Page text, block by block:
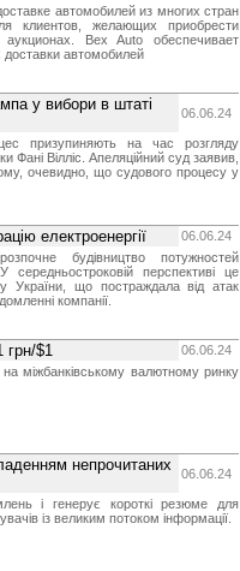
автомобилей из многих стран
клиентов, желающих приобрести
Bex Auto обеспечивает
автомобилей
у вибори в штаті
06.06.24
призупиняють на час розгляду
Фані Вілліс. Апеляційний суд заявив,
очевидно, що судового процесу у
електроенергії
06.06.24
будівництво потужностей
середньостроковій перспективі це
України, що постраждала від атак
компанії.
грн/$1
06.06.24
міжбанківському валютному ринку
непрочитаних
06.06.24
і генерує короткі резюме для
із великим потоком інформації.